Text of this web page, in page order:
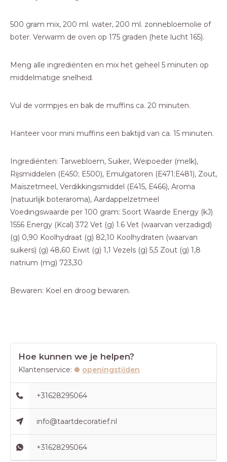
500 gram mix, 200 ml. water, 200 ml. zonnebloemolie of
boter. Verwarm de oven op 175 graden (hete lucht 165).
Meng alle ingrediënten en mix het geheel 5 minuten op
middelmatige snelheid.
Vul de vormpjes en bak de muffins ca. 20 minuten.
Hanteer voor mini muffins een baktijd van ca. 15 minuten.
Ingrediënten: Tarwebloem, Suiker, Weipoeder (melk),
Rijsmiddelen (E450; E500), Emulgatoren (E471;E481), Zout,
Maïszetmeel, Verdikkingsmiddel (E415, E466), Aroma
(natuurlijk boteraroma), Aardappelzetmeel
Voedingswaarde per 100 gram: Soort Waarde Energy (kJ)
1556 Energy (Kcal) 372 Vet (g) 1.6 Vet (waarvan verzadigd)
(g) 0,90 Koolhydraat (g) 82,10 Koolhydraten (waarvan
suikers) (g) 48,60 Eiwit (g) 1,1 Vezels (g) 5,5 Zout (g) 1,8
natrium (mg) 723,30
Bewaren: Koel en droog bewaren.
Hoe kunnen we je helpen?
Klantenservice: openingstijden
+31628295064
info@taartdecoratief.nl
+31628295064